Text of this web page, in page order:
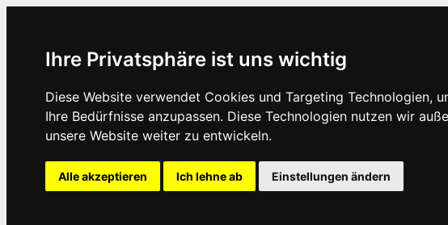
Ihre Privatsphäre ist uns wichtig
Diese Website verwendet Cookies und Targeting Technologien,
Ihre Bedürfnisse anzupassen. Diese Technologien nutzen wir
unsere Website weiter zu entwickeln.
Alle akzeptieren Ich lehne ab Einstellungen ändern